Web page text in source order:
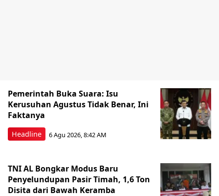
Headline
Pemerintah Buka Suara: Isu
Kerusuhan Agustus Tidak Benar, Ini
Faktanya
6 Agu 2026, 8:42 AM
TNI AL Bongkar Modus Baru
Penyelundupan Pasir Timah, 1,6 Ton
Disita dari Bawah Keramba